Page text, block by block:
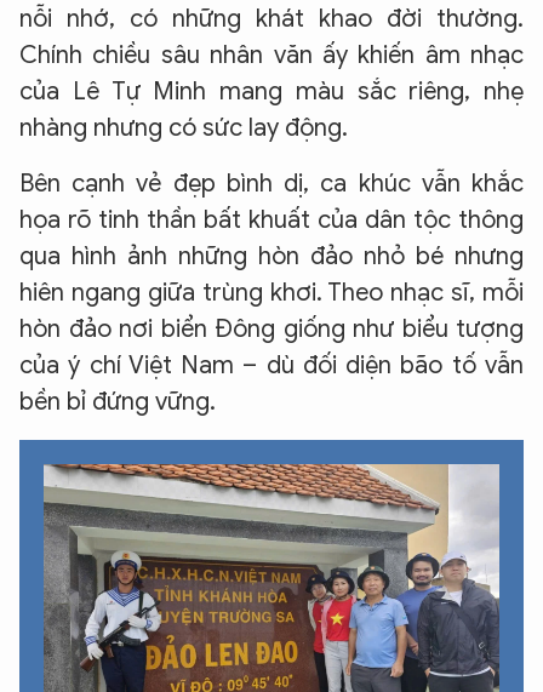
nỗi nhớ, có những khát khao đời thường.
Chính chiều sâu nhân văn ấy khiến âm nhạc
của Lê Tự Minh mang màu sắc riêng, nhẹ
nhàng nhưng có sức lay động.
Bên cạnh vẻ đẹp bình dị, ca khúc vẫn khắc
họa rõ tinh thần bất khuất của dân tộc thông
qua hình ảnh những hòn đảo nhỏ bé nhưng
hiên ngang giữa trùng khơi. Theo nhạc sĩ, mỗi
hòn đảo nơi biển Đông giống như biểu tượng
của ý chí Việt Nam – dù đối diện bão tố vẫn
bền bỉ đứng vững.